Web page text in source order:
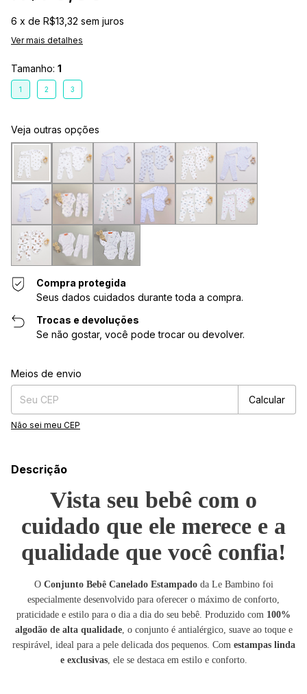
6 x de R$13,32 sem juros
Ver mais detalhes
Tamanho: 1
1 2 3
Veja outras opções
Compra protegida
Seus dados cuidados durante toda a compra.
Trocas e devoluções
Se não gostar, você pode trocar ou devolver.
Entregas para o CEP:
Meios de envio
Calcular
Não sei meu CEP
Descrição
Vista seu bebê com o
cuidado que ele merece e a
qualidade que você confia!
O Conjunto Bebê Canelado Estampadoda Le Bambino foi
especialmente desenvolvido para oferecer o máximo de conforto,
praticidade e estilo para o dia a dia do seu bebê. Produzido com 100%
algodão de alta qualidade, o conjunto é antialérgico, suave ao toque e
respirável, ideal para a pele delicada dos pequenos. Com estampas linda
e exclusivas, ele se destaca em estilo e conforto.